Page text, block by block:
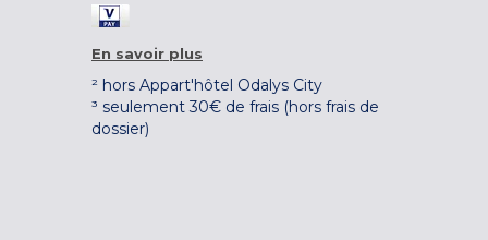
En savoir plus
² hors Appart'hôtel Odalys City
³ seulement 30€ de frais (hors frais de
dossier)